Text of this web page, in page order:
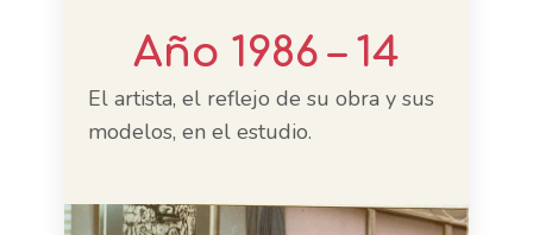
Año 1986 – 14
El artista, el reflejo de su obra y sus
modelos, en el estudio.